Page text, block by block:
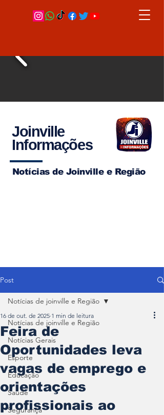
Joinville
Informações
Notícias de Joinville e Região
Post
Notícias de joinville e Região
Notícias Gerais
Esporte
Educação
Saúde
Segurança
Notícias de joinville e Região
Feira de
Oportunidades leva
vagas de emprego e
orientações
profissionais ao
16 de out. de 2025 1 min de leitura